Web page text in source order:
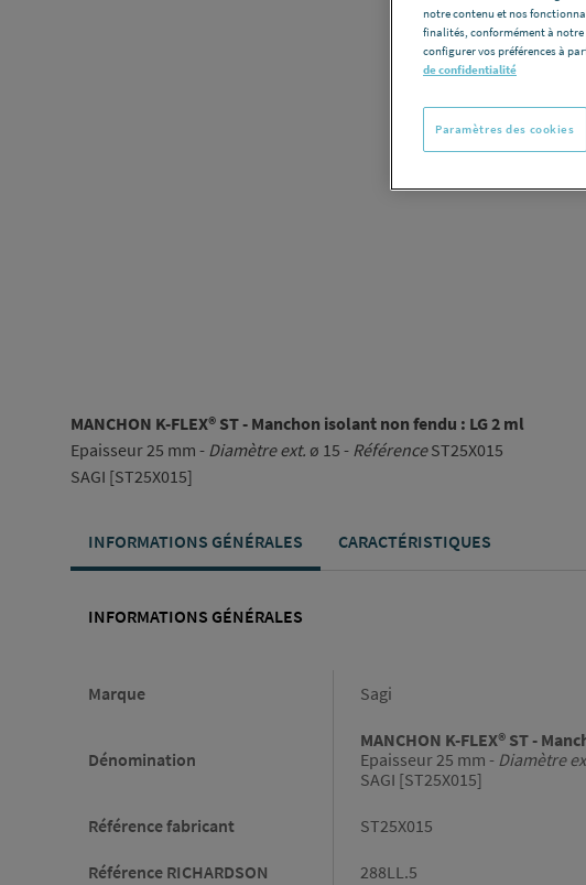
MANCHON K-FLEX® ST - Manchon isolant non fendu : LG 2 ml
Epaisseur 25 mm - Diamètre ext. ø 15 - RéférenceST25X015
SAGI [ST25X015]
INFORMATIONS GÉNÉRALES CARACTÉRISTIQUES
INFORMATIONS GÉNÉRALES
Marque Sagi
Dénomination
MANCHON K-FLEX® ST -
Epaisseur 25 mm - Diamètre
SAGI [ST25X015]
Référence fabricant ST25X015
Référence RICHARDSON 288LL.5
notre contenu et nos
finalités, conformément à
configurer vos préférences à
de confidentialité
Paramètres des cookies